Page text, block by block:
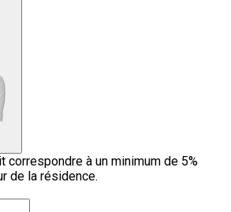
correspondre à un minimum de 5%
de la résidence.